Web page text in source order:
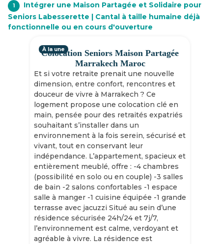
1
Intégrer une Maison Partagée et Solidaire pour
Seniors Labesserette | Cantal à taille humaine déjà
fonctionnelle ou en cours d'ouverture
Colocation Seniors Maison Partagée
Marrakech Maroc
Et si votre retraite prenait une nouvelle
dimension, entre confort, rencontres et
douceur de vivre à Marrakech ? Ce
logement propose une colocation clé en
main, pensée pour des retraités expatriés
souhaitant s’installer dans un
environnement à la fois serein, sécurisé et
vivant, tout en conservant leur
indépendance. L’appartement, spacieux et
entièrement meublé, offre : -4 chambres
(possibilité en solo ou en couple) -3 salles
de bain -2 salons confortables -1 espace
salle à manger -1 cuisine équipée -1 grande
terrasse avec jacuzzi Situé au sein d’une
résidence sécurisée 24h/24 et 7j/7,
l’environnement est calme, verdoyant et
agréable à vivre. La résidence est
À la une